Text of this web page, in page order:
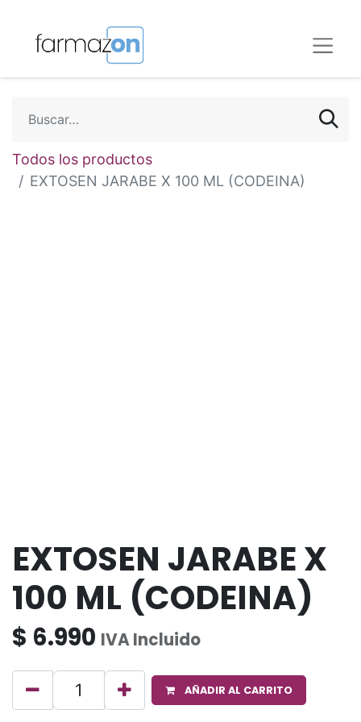
Todos los productos
EXTOSEN JARABE X 100 ML (CODEINA)
EXTOSEN JARABE X
100 ML (CODEINA)
$ 6.990 IVA Incluido
AÑADIR AL CARRITO